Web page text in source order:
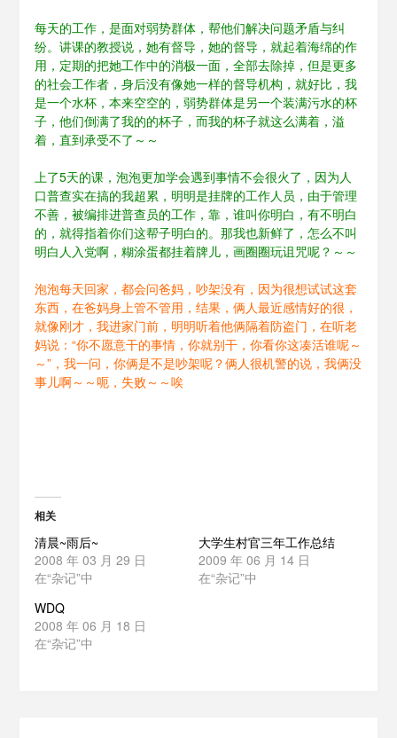
每天的工作，是面对弱势群体，帮他们解决问题矛盾与纠
纷。讲课的教授说，她有督导，她的督导，就起着海绵的作
用，定期的把她工作中的消极一面，全部去除掉，但是更多
的社会工作者，身后没有像她一样的督导机构，就好比，我
是一个水杯，本来空空的，弱势群体是另一个装满污水的杯
子，他们倒满了我的的杯子，而我的杯子就这么满着，溢
着，直到承受不了～～
上了5天的课，泡泡更加学会遇到事情不会很火了，因为人
口普查实在搞的我超累，明明是挂牌的工作人员，由于管理
不善，被编排进普查员的工作，靠，谁叫你明白，有不明白
的，就得指着你们这帮子明白的。那我也新鲜了，怎么不叫
明白人入党啊，糊涂蛋都挂着牌儿，画圈圈玩诅咒呢？～～
泡泡每天回家，都会问爸妈，吵架没有，因为很想试试这套
东西，在爸妈身上管不管用，结果，俩人最近感情好的很，
就像刚才，我进家门前，明明听着他俩隔着防盗门，在听老
妈说：“你不愿意干的事情，你就别干，你看你这凑活谁呢～
～”，我一问，你俩是不是吵架呢？俩人很机警的说，我俩没
事儿啊～～呃，失败～～唉
相关
清晨~雨后~
2008 年 03 月 29 日
在“杂记”中
大学生村官三年工作总结
2009 年 06 月 14 日
在“杂记”中
WDQ
2008 年 06 月 18 日
在“杂记”中